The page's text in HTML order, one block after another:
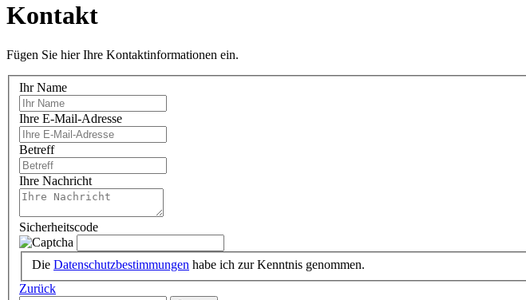
Kontakt
Fügen Sie hier Ihre Kontaktinformationen ein.
Ihr Name
Ihre E-Mail-Adresse
Betreff
Ihre Nachricht
Sicherheitscode
Die Datenschutzbestimmungen habe ich zur Kenntnis genommen.
Zurück